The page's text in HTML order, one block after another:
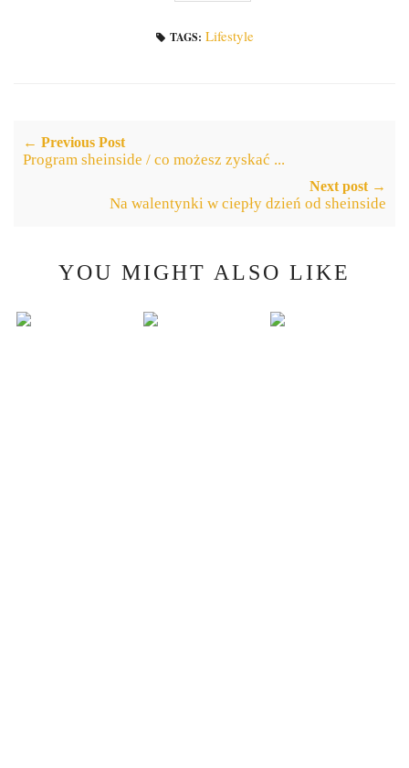
TAGS: Lifestyle
← Previous Post
Program sheinside / co możesz zyskać ...
Next post →
Na walentynki w ciepły dzień od sheinside
YOU MIGHT ALSO LIKE